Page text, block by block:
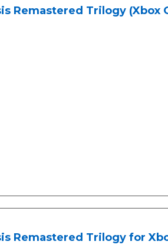
Remastered Trilogy (Xbox
Remastered Trilogy for